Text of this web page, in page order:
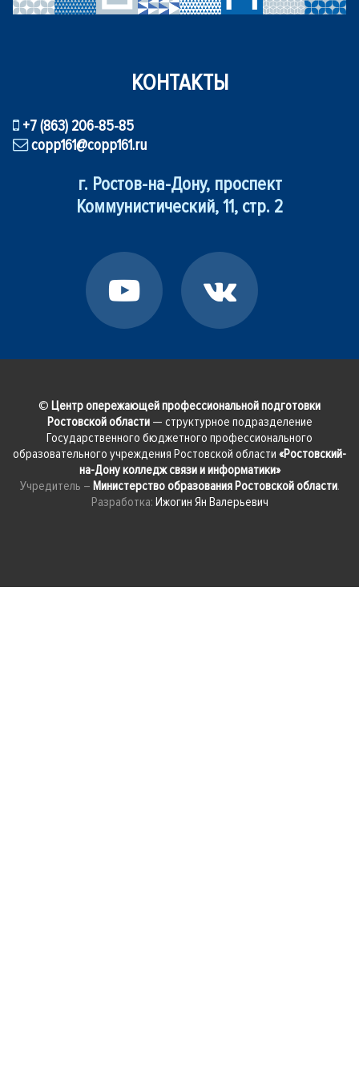
КОНТАКТЫ
+7 (863) 206-85-85
copp161@copp161.ru
г. Ростов-на-Дону, проспект
Коммунистический, 11, стр. 2
© Центр опережающей профессиональной подготовки
Ростовской области— структурное подразделение
Государственного бюджетного профессионального
образовательного учреждения Ростовской области «Ростовский-
на-Дону колледж связи и информатики»
Учредитель – Министерство образования Ростовской области.
Разработка: Ижогин Ян Валерьевич